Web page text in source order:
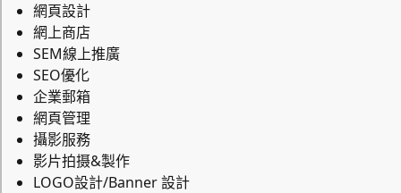
網頁設計
網上商店
SEM線上推廣
SEO優化
企業郵箱
網頁管理
攝影服務
影片拍摄&製作
LOGO設計/Banner 設計